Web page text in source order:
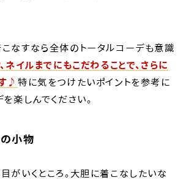
なすなら全体のトータルコーデも意識
ネイルまでにもこだわることで、さらに
♪ 特に気をつけたいポイントを参考に
楽しんでください。
小物
がいくところ。大胆に着こなしたいな